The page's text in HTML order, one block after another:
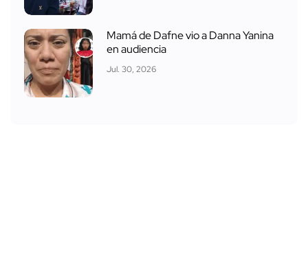
Mamá de Dafne vio a Danna Yanina
en audiencia
Jul. 30, 2026